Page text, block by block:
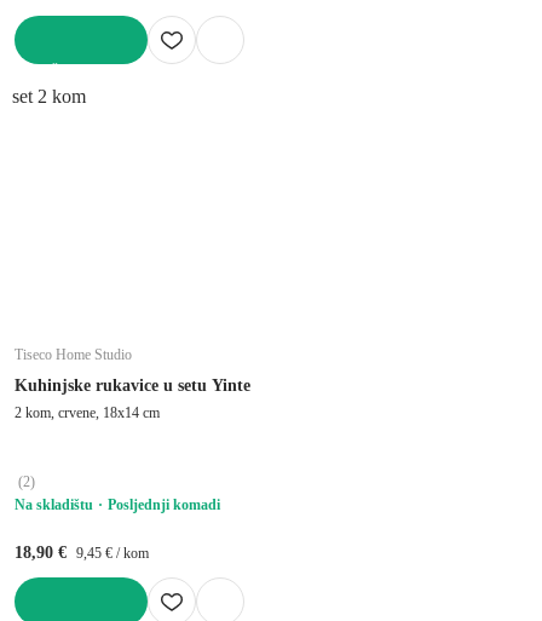
set 2 kom
Tiseco Home Studio
Kuhinjske rukavice u setu Yinte
2 kom, crvene, 18x14 cm
(2)
Na skladištu
Posljednji komadi
18,90 € 9,45 € / kom